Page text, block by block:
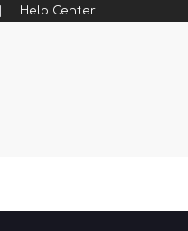
Help Center